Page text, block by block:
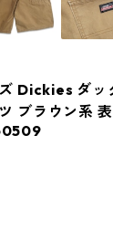
Dickies ダッ
ブラウン系